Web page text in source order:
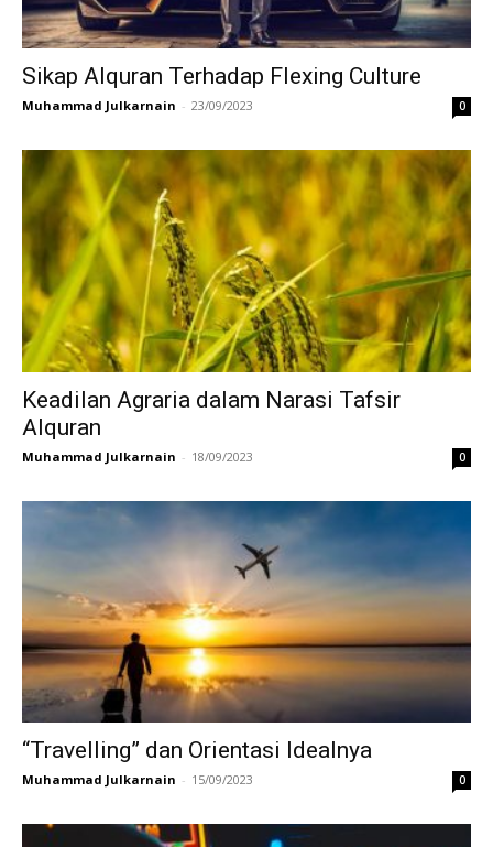
Sikap Alquran Terhadap Flexing Culture
Muhammad Julkarnain - 23/09/2023 0
Keadilan Agraria dalam Narasi Tafsir
Alquran
Muhammad Julkarnain - 18/09/2023 0
“Travelling” dan Orientasi Idealnya
Muhammad Julkarnain - 15/09/2023 0